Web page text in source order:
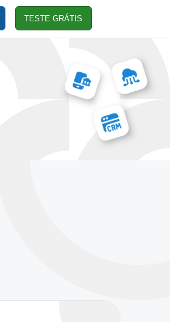
TESTE GRÁTIS